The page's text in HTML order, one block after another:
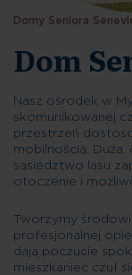
Domy Seniora
Dom
Nasz ośrodek w
skomunikowanej
przestrzeń
mobilnością.
sąsiedztwo lasu
otoczenie i
Tworzymy
profesjonalnej
dają poczucie
mieszkaniec czuł